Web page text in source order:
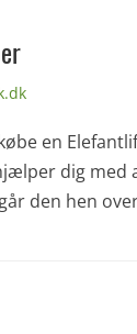
en
dig
den hen